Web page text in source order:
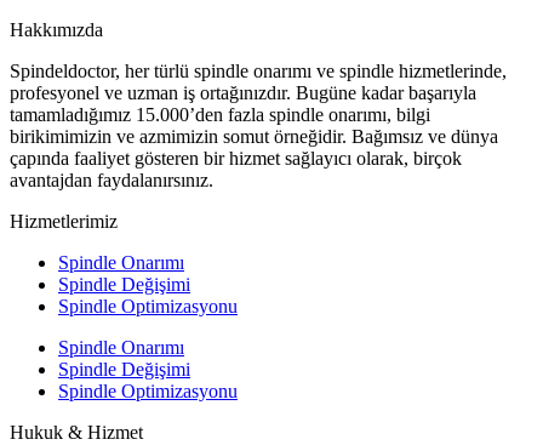
Hakkımızda
Spindeldoctor, her türlü spindle onarımı ve spindle hizmetlerinde,
profesyonel ve uzman iş ortağınızdır. Bugüne kadar başarıyla
tamamladığımız 15.000’den fazla spindle onarımı, bilgi
birikimimizin ve azmimizin somut örneğidir. Bağımsız ve dünya
çapında faaliyet gösteren bir hizmet sağlayıcı olarak, birçok
avantajdan faydalanırsınız.
Hizmetlerimiz
Spindle Onarımı
Spindle Değişimi
Spindle Optimizasyonu
Spindle Onarımı
Spindle Değişimi
Spindle Optimizasyonu
Hukuk & Hizmet